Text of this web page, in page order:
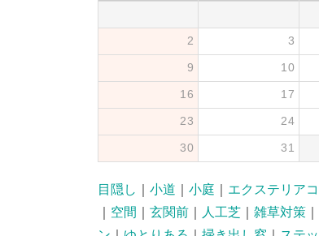
2 3
9 10
16 17
23 24
30 31
目隠し 小道 小庭 エクステリア
空間 玄関前｜ 人工芝｜ 雑草対策｜